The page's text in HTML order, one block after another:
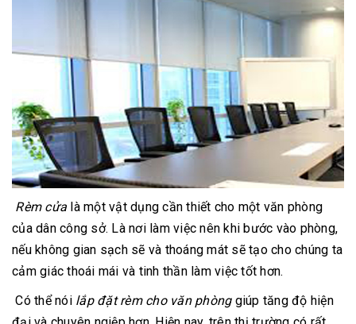
Rèm cửa là một vật dụng cần thiết cho một văn phòng
của dân công sở. Là nơi làm việc nên khi bước vào phòng,
nếu không gian sạch sẽ và thoáng mát sẽ tạo cho chúng ta
cảm giác thoái mái và tinh thần làm việc tốt hơn.
Có thể nóilắp đặt rèm cho văn phònggiúp tăng độ hiện